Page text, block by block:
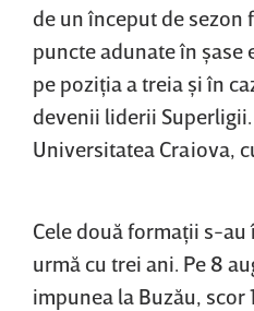
de un început de sezon
puncte adunate în şase
pe poziţia a treia şi în
devenii liderii
Universitatea Craiova,
Cele două formaţii s-
urmă cu trei ani. Pe 8
impunea la Buzău, scor